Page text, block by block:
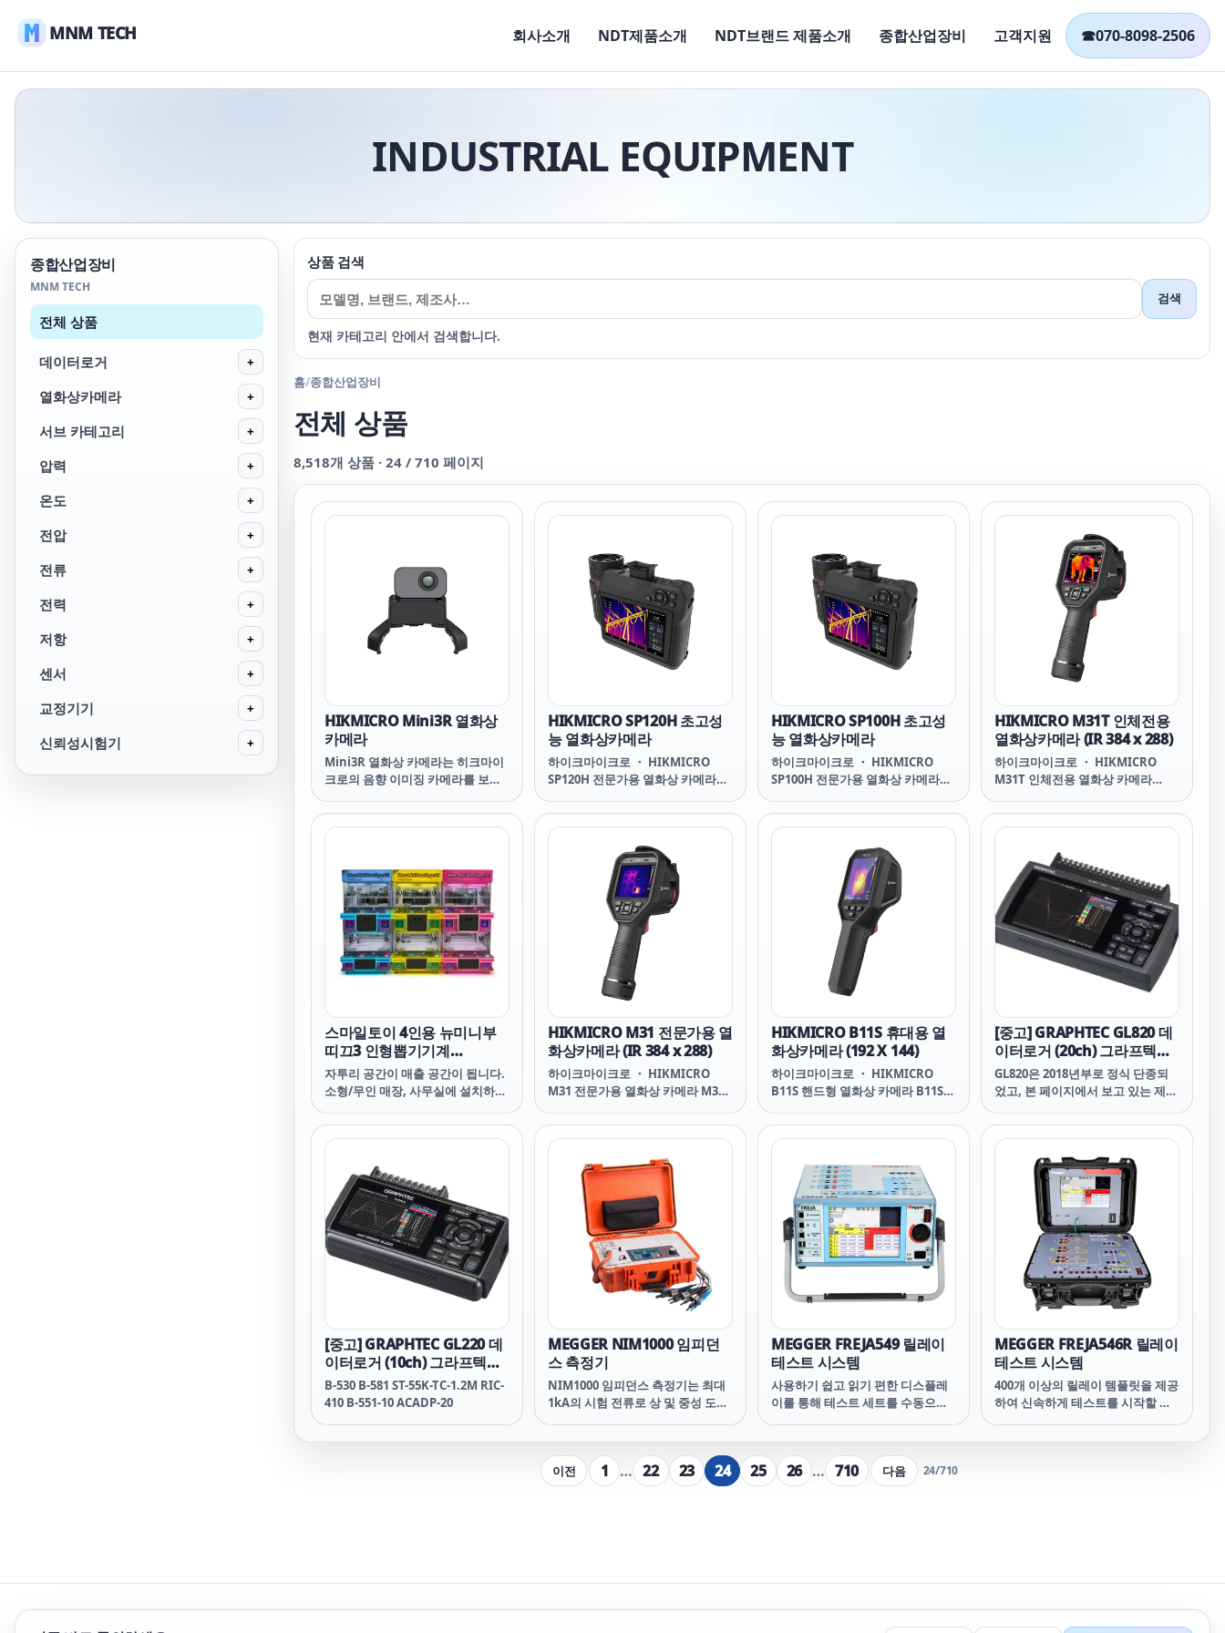
MNM TECH 회사소개 NDT제품소개 NDT브랜드 제품소개 종합산업장비 고객지원 ☎070-8098-2506
INDUSTRIAL EQUIPMENT
종합산업장비
MNM TECH
전체 상품
데이터로거 +
열화상카메라 +
서브 카테고리 +
압력 +
온도 +
전압 +
전류 +
전력 +
저항 +
센서 +
교정기기 +
신뢰성시험기 +
상품 검색
검색
현재 카테고리 안에서 검색합니다.
홈/종합산업장비
전체 상품
8,518개 상품 · 24 / 710 페이지
HIKMICRO Mini3R 열화상
카메라
Mini3R 열화상 카메라는 히크마이
크로의 음향 이미징 카메라를 보완
상도를 특징으로 하며, 높은 정확도
로 화면 전체에 적외선 온도 감지를
초점 조정을 위한 회전식 렌즈를 통
해 음향 이미징 카메라와 완벽하게
통합되어 엔지니어에게 적외선 및
음향 이미징 감지를 위한 전문적인
이중 기능 솔루션을 제공합니다.
HIKMICRO SP120H 초고성
능 열화상카메라
하이크마이크로 ・ HIKMICRO
SP120H 전문가용 열화상 카메라
Camera SP120H SP120H
HIKMICRO HIKMICRO SP120H
SP120H 하이크마이크로 하이크마
이크로 SP120H
HIKMICRO SP100H 초고성
능 열화상카메라
하이크마이크로 ・ HIKMICRO
SP100H 전문가용 열화상 카메라
Camera SP100H SP100H
HIKMICRO HIKMICRO SP100H
SP100H 하이크마이크로 하이크마
이크로 SP100H
HIKMICRO M31T 인체전용
열화상카메라 (IR 384 x 288)
하이크마이크로 ・ HIKMICRO
M31T 인체전용 열화상 카메라
Camera M31T M31T HIKMICRO
HIKMICRO M31T M31T 하이크마
이크로 하이크마이크로M31T
스마일토이 4인용 뉴미니부
띠끄3 인형뽑기기계
(720x600x1720)
자투리 공간이 매출 공간이 됩니다.
소형/무인 매장, 사무실에 설치하기
HIKMICRO M31 전문가용 열
화상카메라 (IR 384 x 288)
하이크마이크로 ・ HIKMICRO
M31 전문가용 열화상 카메라 M31
M31 M31 HIKMICRO HIKMICRO
M31 M31 하이크마이크로 하이크
마이크로 M31
HIKMICRO B11S 휴대용 열
화상카메라 (192 X 144)
하이크마이크로 ・ HIKMICRO
B11S 핸드형 열화상 카메라 B11S
B11S B11S HIKMICRO
HIKMICRO B11S B11S 하이크마이
[중고] GRAPHTEC GL820 데
이터로거 (20ch) 그라프텍
midi logger
GL820은 2018년부로 정식 단종되
었고, 본 페이지에서 보고 있는 제품
고 제품 입니다.
[중고] GRAPHTEC GL220 데
이터로거 (10ch) 그라프텍
midi logger
B-530 B-581 ST-55K-TC-1.2M RIC-
410 B-551-10 ACADP-20
MEGGER NIM1000 임피던
스 측정기
NIM1000 임피던스 측정기는 최대
1kA의 시험 전류로 상 및 중성 도체
MEGGER FREJA549 릴레이
테스트 시스템
사용하기 쉽고 읽기 편한 디스플레
이를 통해 테스트 세트를 수동으로
MEGGER FREJA546R 릴레이
테스트 시스템
400개 이상의 릴레이 템플릿을 제공
하여 신속하게 테스트를 시작할 수
이전 1 … 22 23 24 25 26 … 710 다음 24/710